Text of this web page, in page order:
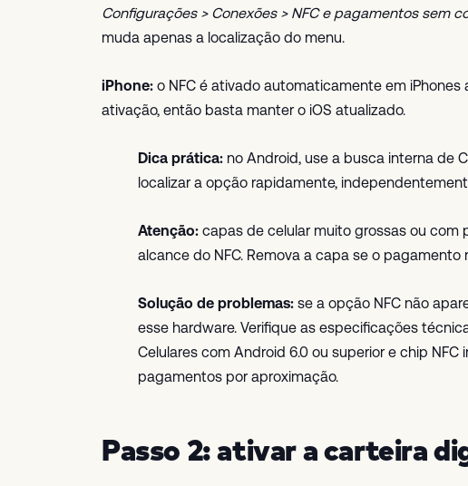
Configurações > Conexões > NFC e pagamentos sem
muda apenas a localização do menu.
iPhone: o NFC é ativado automaticamente em
ativação, então basta manter o iOS atualizado.
Dica prática: no Android, use a busca interna de
localizar a opção rapidamente,
Atenção: capas de celular muito grossas ou com
alcance do NFC. Remova a capa se o pagamento
Solução de problemas: se a opção NFC não
esse hardware. Verifique as especificações
Celulares com Android 6.0 ou superior e chip
pagamentos por aproximação.
Passo 2: ativar a carteira